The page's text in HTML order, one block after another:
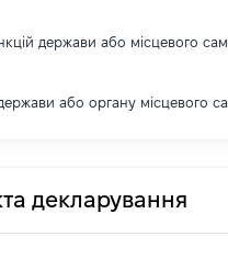
держави або місцевого
або органу місцевого
декларування